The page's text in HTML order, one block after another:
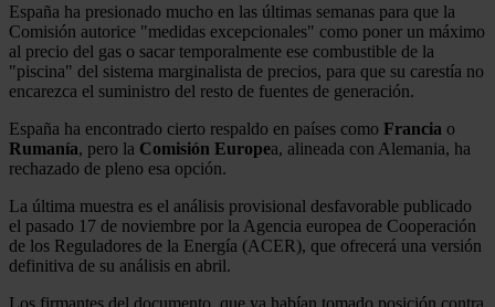
España ha presionado mucho en las últimas semanas para que la
Comisión autorice "medidas excepcionales" como poner un máximo
al precio del gas o sacar temporalmente ese combustible de la
"piscina" del sistema marginalista de precios, para que su carestía no
encarezca el suministro del resto de fuentes de generación.
España ha encontrado cierto respaldo en países como Francia o
Rumanía, pero la Comisión Europea, alineada con Alemania, ha
rechazado de pleno esa opción.
La última muestra es el análisis provisional desfavorable publicado
el pasado 17 de noviembre por la Agencia europea de Cooperación
de los Reguladores de la Energía (ACER), que ofrecerá una versión
definitiva de su análisis en abril.
Los firmantes del documento, que ya habían tomado posición contra